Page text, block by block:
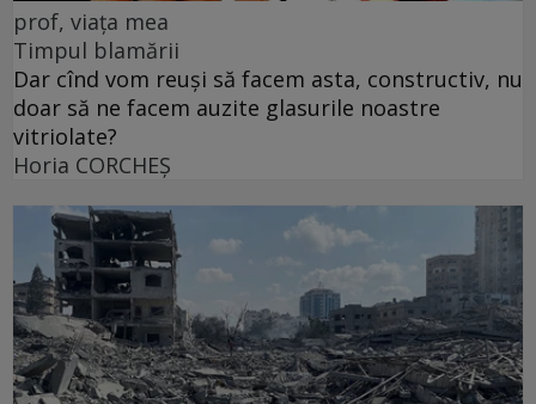
prof, viața mea
Timpul blamării
Dar cînd vom reuși să facem asta, constructiv, nu
doar să ne facem auzite glasurile noastre
vitriolate?
Horia CORCHEŞ